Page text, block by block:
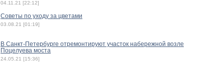
04.11.21 [22:12]
Советы по уходу за цветами
03.08.21 [01:19]
В Санкт-Петербурге отремонтируют участок набережной возле
Поцелуева моста
24.05.21 [15:36]